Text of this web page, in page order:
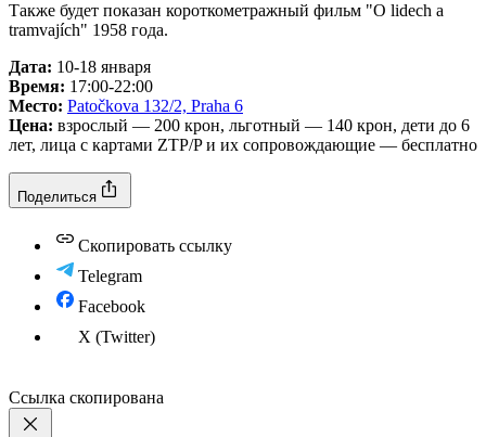
Также будет показан короткометражный фильм "O lidech a
tramvajích" 1958 года.
Дата: 10-18 января
Время: 17:00-22:00
Место: Patočkova 132/2, Praha 6
Цена: взрослый — 200 крон, льготный — 140 крон, дети до 6
лет, лица с картами ZTP/P и их сопровождающие — бесплатно
Поделиться
Скопировать ссылку
Telegram
Facebook
X (Twitter)
Ссылка скопирована